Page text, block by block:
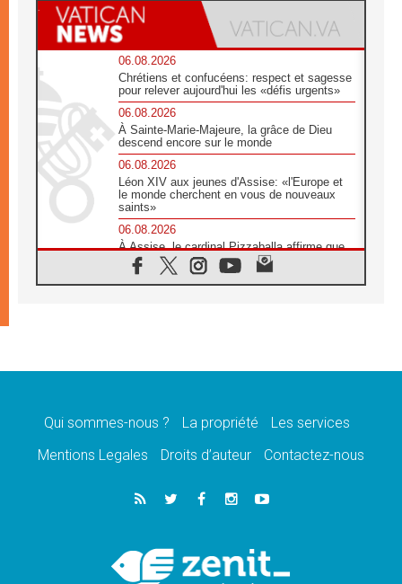
06.08.2026
Chrétiens et confucéens: respect et sagesse
pour relever aujourd'hui les «défis urgents»
06.08.2026
À Sainte-Marie-Majeure, la grâce de Dieu
descend encore sur le monde
06.08.2026
Léon XIV aux jeunes d'Assise: «l'Europe et
le monde cherchent en vous de nouveaux
saints»
06.08.2026
À Assise, le cardinal Pizzaballa affirme que
«les chrétiens veulent la paix»
06.08.2026
message de paix et de dignité humaine»
«La visite du Pape en Uruguay renforcera
05.08.2026
Le nonce en Ukraine: «Il est inquiétant
Léon XIV au Pérou, une lueur d'espoir pour
un peuple en quête de paix
Qui sommes-nous ? La propriété
Les services
Mentions Legales
Droits d’auteur Contactez-nous